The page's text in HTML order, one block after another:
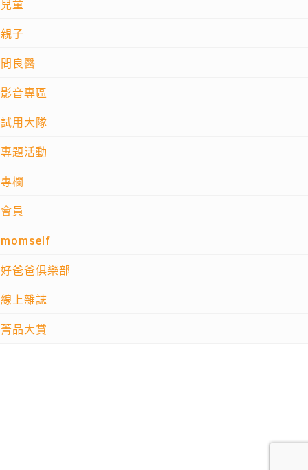
兒童
親子
問良醫
影音專區
試用大隊
專題活動
專欄
會員
momself
好爸爸俱樂部
線上雜誌
菁品大賞